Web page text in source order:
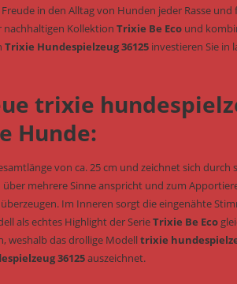
in den Alltag von Hunden jeder Rasse
nachhaltigen Kollektion Trixie Be Eco und
Trixie Hundespielzeug 36125 investieren Sie in
trixie
Hunde:
von ca. 25 cm und zeichnet sich
mehrere Sinne anspricht und zum
überzeugen. Im Inneren sorgt die eingenähte
als echtes Highlight der SerieTrixie Be Eco
weshalb das drollige Modelltrixie
36125auszeichnet.